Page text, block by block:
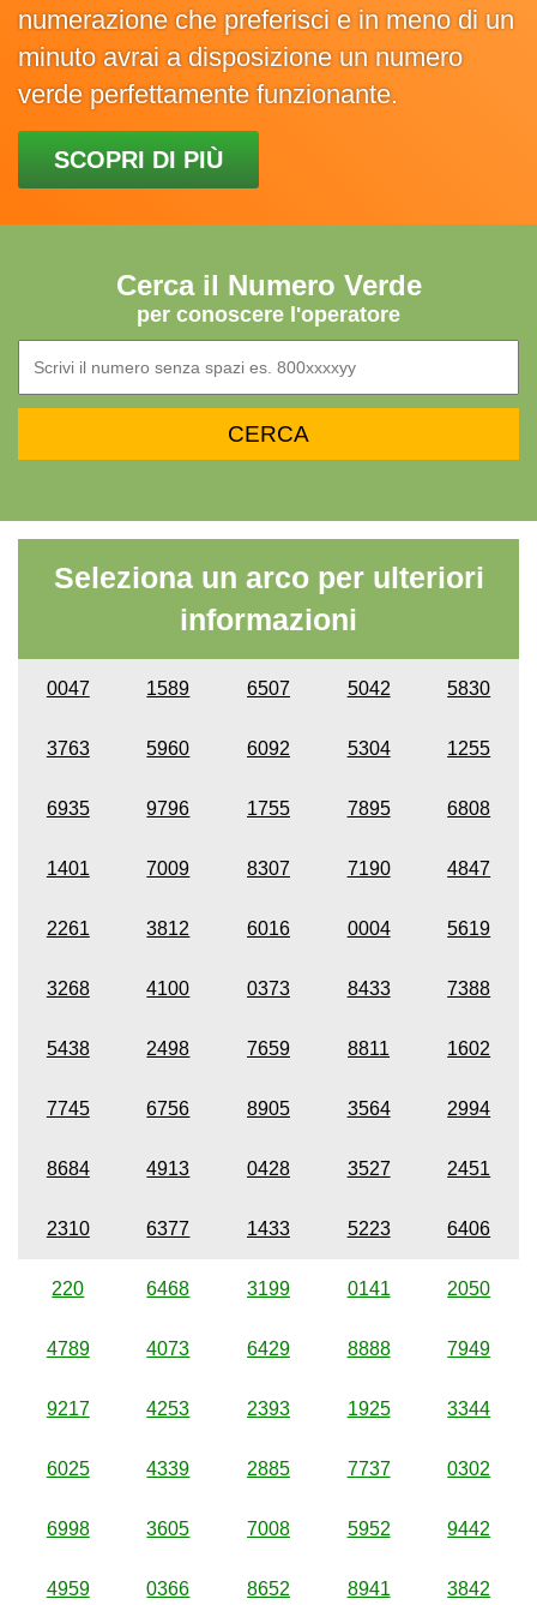
numerazione che preferisci e in meno di un
minuto avrai a disposizione un numero
verde perfettamente funzionante.
SCOPRI DI PIÙ
Cerca il Numero Verde
per conoscere l'operatore
Seleziona un arco per ulteriori
informazioni
0047 1589 6507 5042 5830
3763 5960 6092 5304 1255
6935 9796 1755 7895 6808
1401 7009 8307 7190 4847
2261 3812 6016 0004 5619
3268 4100 0373 8433 7388
5438 2498 7659 8811 1602
7745 6756 8905 3564 2994
8684 4913 0428 3527 2451
2310 6377 1433 5223 6406
220 6468 3199 0141 2050
4789 4073 6429 8888 7949
9217 4253 2393 1925 3344
6025 4339 2885 7737 0302
6998 3605 7008 5952 9442
4959 0366 8652 8941 3842